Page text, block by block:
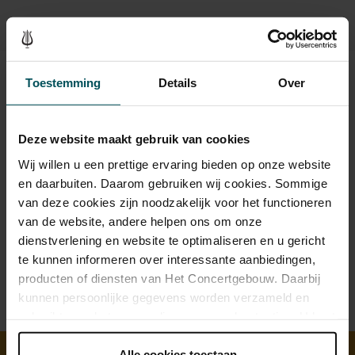
Toestemming Details Over
Deze website maakt gebruik van cookies
Wij willen u een prettige ervaring bieden op onze website
en daarbuiten. Daarom gebruiken wij cookies. Sommige
van deze cookies zijn noodzakelijk voor het functioneren
van de website, andere helpen ons om onze
dienstverlening en website te optimaliseren en u gericht
te kunnen informeren over interessante aanbiedingen,
producten of diensten van Het Concertgebouw. Daarbij
kunnen persoonlijke gegevens worden verzameld en
onder 'aanpassen' zelf welke cookies wij mogen
Beeld en geluid